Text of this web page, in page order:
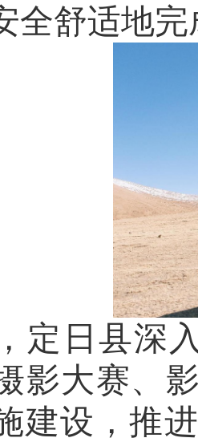
全舒适地
定日县深
影大赛、
建设，推